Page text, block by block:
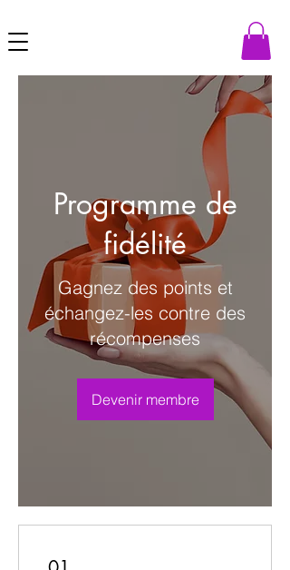
Programme de
fidélité
Gagnez des points et
échangez-les contre des
récompenses
Devenir membre